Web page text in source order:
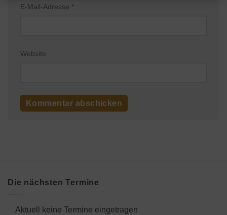
E-Mail-Adresse *
Website
Die nächsten Termine
Aktuell keine Termine eingetragen